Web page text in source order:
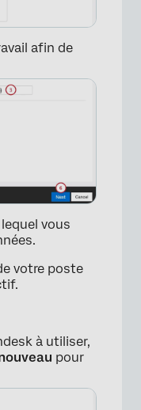
afin de
vous
votre poste
à utiliser,
pour